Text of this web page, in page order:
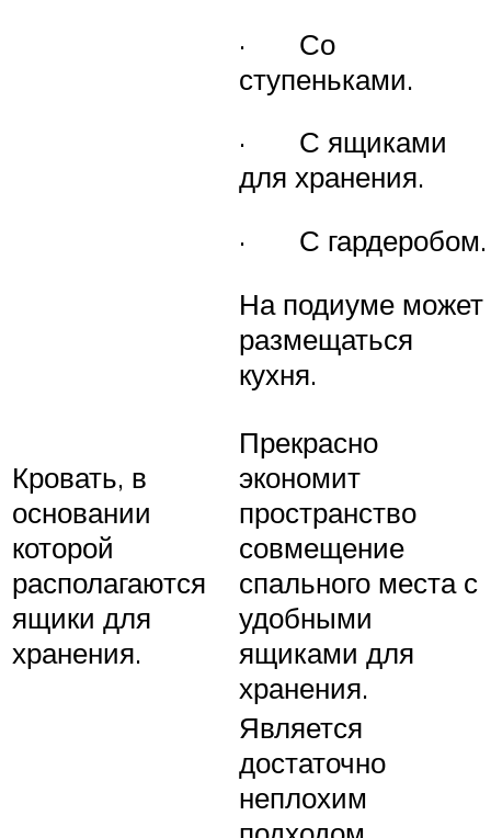
· Со
ступеньками.
· С ящиками
для хранения.
· С гардеробом.
На подиуме может
размещаться
кухня.
Кровать, в
основании
которой
располагаются
ящики для
хранения.
Прекрасно
экономит
пространство
совмещение
спального места с
удобными
ящиками для
хранения.
Является
достаточно
неплохим